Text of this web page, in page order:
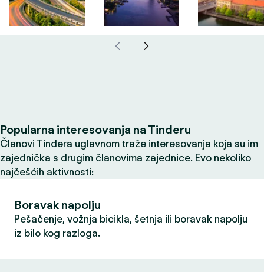
Popularna interesovanja na Tinderu
Članovi Tindera uglavnom traže interesovanja koja su im
zajednička s drugim članovima zajednice. Evo nekoliko
najčešćih aktivnosti:
Boravak napolju
Pešačenje, vožnja bicikla, šetnja ili boravak napolju
iz bilo kog razloga.